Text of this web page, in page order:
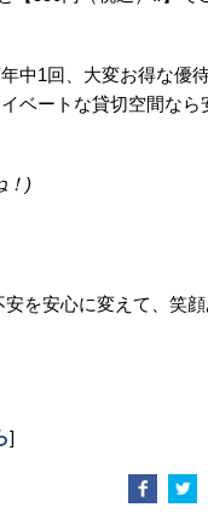
中1回、大変お得な優
ベートな貸切空間なら
！)
を安心に変えて、笑
]